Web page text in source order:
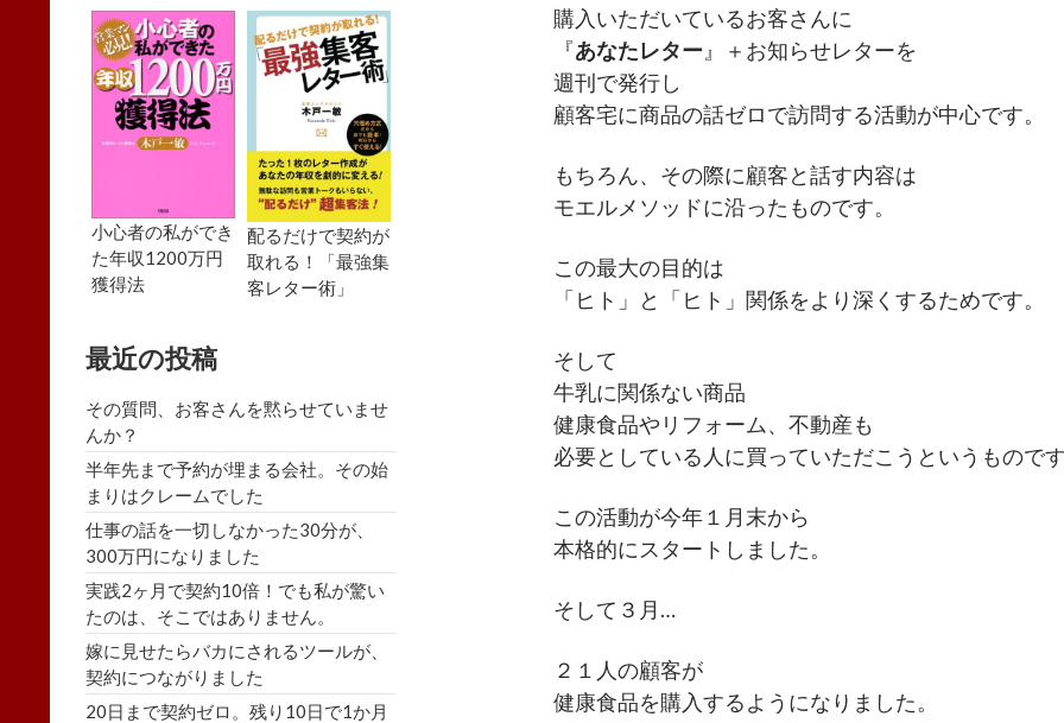
購入いただいているお客さんに
『あなたレター』＋お知らせレターを
週刊で発行し
顧客宅に商品の話ゼロで訪問する活動が中心です。
もちろん、その際に顧客と話す内容は
モエルメソッドに沿ったものです。
この最大の目的は
「ヒト」と「ヒト」関係をより深くするためです。
そして
牛乳に関係ない商品
健康食品やリフォーム、不動産も
必要としている人に買っていただこうというもので
この活動が今年１月末から
本格的にスタートしました。
そして３月…
２１人の顧客が
健康食品を購入するようになりました。
小心者の私ができ
た年収1200万円
獲得法
配るだけで契約が
取れる！「最強集
客レター術」
最近の投稿
その質問、お客さんを黙らせていませ
んか？
半年先まで予約が埋まる会社。その始
まりはクレームでした
仕事の話を一切しなかった30分が、
300万円になりました
実践2ヶ月で契約10倍！でも私が驚い
たのは、そこではありません。
嫁に見せたらバカにされるツールが、
契約につながりました
20日まで契約ゼロ。残り10日で1か月